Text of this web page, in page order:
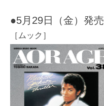
●5月29日（金）発売
［ムック］